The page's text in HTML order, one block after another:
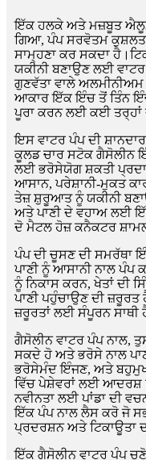
ਇੱਕ ਹਲਕੇ ਅਤੇ ਮਜ਼ਬੂਤ
ਗਿਆ, ਪੰਪ ਸਰਵੋਤਮ
ਸਾਮ੍ਹਣਾ ਕਰ ਸਕਦਾ
ਯਕੀਨੀ ਬਣਾਉਣ ਲਈ
ਗੁਣਵੱਤਾ ਵਾਲੇ
ਆਕਾਰ ਇੱਕ ਇੰਚ ਤੋਂ ਤਿੰਨ
ਪੂਰਾ ਕਰਨ ਲਈ ਕਈ ਤਰ੍ਹਾਂ
ਇਸ ਵਾਟਰ ਪੰਪ ਦੀ
ਕੂਲਡ ਚਾਰ ਸਟੋਕ ਗੈਸੋਲੀਨ
ਲਈ ਭਰੋਸੇਯੋਗ ਸ਼ਕਤੀ
ਆਸਾਨ, ਪਰੇਸ਼ਾਨੀ-ਮੁਕਤ
ਤੇਜ਼ ਸ਼ੁਰੂਆਤ ਨੂੰ ਯਕੀਨੀ
ਅਤੇ ਪਾਣੀ ਦੇ ਵਹਾਅ ਲਈ
ਦੋ ਮੈਟਲ ਹੋਜ਼ ਕਨੈਕਟਰ
ਪੰਪ ਦੀ ਚੂਸਣ ਦੀ ਸਮਰੱਥਾ
ਪਾਣੀ ਨੂੰ ਆਸਾਨੀ ਨਾਲ ਪੰਪ
ਨੂੰ ਨਿਕਾਸ ਕਰਨ, ਖੇਤਾਂ ਦੀ
ਪਾਣੀ ਪਹੁੰਚਾਉਣ ਦੀ
ਜ਼ਰੂਰਤਾਂ ਲਈ ਸੰਪੂਰਨ ਸਾਥੀ
ਗੈਸੋਲੀਨ ਵਾਟਰ ਪੰਪ ਨਾਲ,
ਸਕਦੇ ਹੋ ਅਤੇ ਭਰੋਸੇ ਨਾਲ
ਭਰੋਸੇਮੰਦ ਇੰਜਣ, ਅਤੇ
ਵਿੱਚ ਪੇਸ਼ੇਵਰਾਂ ਲਈ ਆਦਰਸ਼
ਨਵੀਨਤਾ ਲਈ ਪਾਂਡਾ ਦੀ
ਇੱਕ ਪੰਪ ਨਾਲ ਲੈਸ ਕਰੋ ਜੋ
ਪ੍ਰਦਰਸ਼ਨ ਅਤੇ ਟਿਕਾਊਤਾ
ਇੱਕ ਗੈਸੋਲੀਨ ਵਾਟਰ ਪੰਪ